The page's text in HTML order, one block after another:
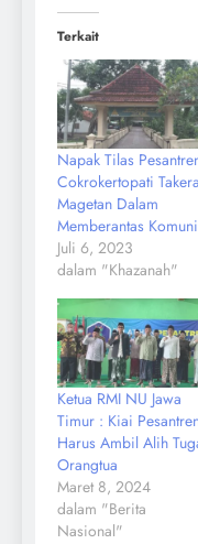
Terkait
Napak Tilas
Cokrokertopati
Magetan Dalam
Memberantas
Juli 6, 2023
dalam "Khazanah"
Ketua RMI NU Jawa
Timur : Kiai
Harus Ambil Alih
Orangtua
Maret 8, 2024
dalam "Berita
Nasional"